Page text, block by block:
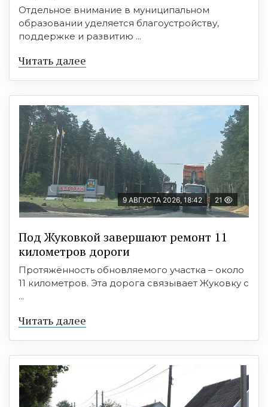
Отдельное внимание в муниципальном
образовании уделяется благоустройству,
поддержке и развитию ...
Читать далее
9 АВГУСТА 2026, 18:42 21
Под Жуковкой завершают ремонт 11
километров дороги
Протяжённость обновляемого участка – около
11 километров. Эта дорога связывает Жуковку с
...
Читать далее